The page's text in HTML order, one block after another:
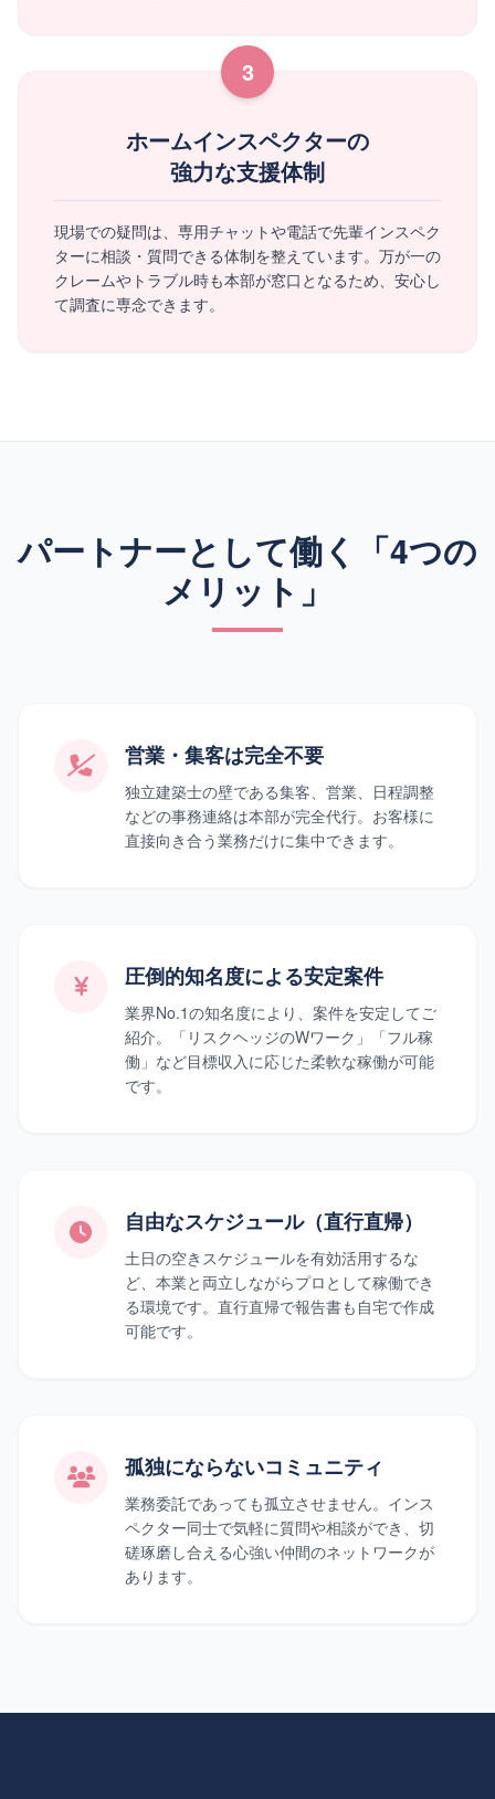
3
ホームインスペクターの
強力な支援体制
現場での疑問は、専用チャットや電話で先輩インスペク
ターに相談・質問できる体制を整えています。万が一の
クレームやトラブル時も本部が窓口となるため、安心し
て調査に専念できます。
パートナーとして働く「4つの
メリット」
営業・集客は完全不要
独立建築士の壁である集客、営業、日程調整
などの事務連絡は本部が完全代行。お客様に
直接向き合う業務だけに集中できます。
圧倒的知名度による安定案件
業界No.1の知名度により、案件を安定してご
紹介。「リスクヘッジのWワーク」「フル稼
働」など目標収入に応じた柔軟な稼働が可能
です。
自由なスケジュール（直行直帰）
土日の空きスケジュールを有効活用するな
ど、本業と両立しながらプロとして稼働でき
る環境です。直行直帰で報告書も自宅で作成
可能です。
孤独にならないコミュニティ
業務委託であっても孤立させません。インス
ペクター同士で気軽に質問や相談ができ、切
磋琢磨し合える心強い仲間のネットワークが
あります。